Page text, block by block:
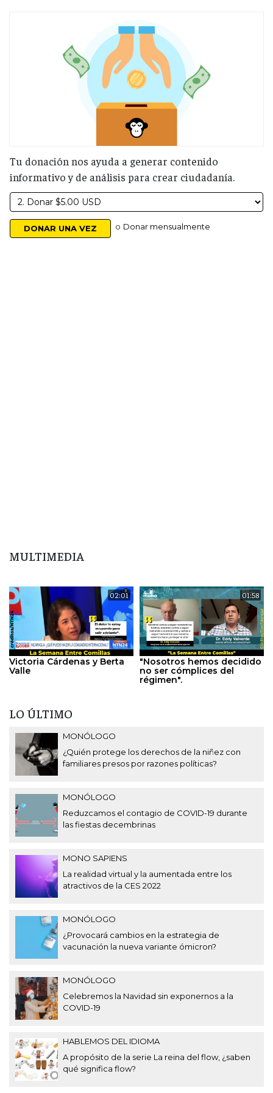
Tu donación nos ayuda a generar contenido
informativo y de análisis para crear ciudadanía.
o Donar mensualmente
MULTIMEDIA
02:01
Victoria Cárdenas y Berta
Valle
01:58
"Nosotros hemos decidido
no ser cómplices del
régimen".
LO ÚLTIMO
MONÓLOGO
¿Quién protege los derechos de la niñez con
familiares presos por razones políticas?
MONÓLOGO
Reduzcamos el contagio de COVID-19 durante
las fiestas decembrinas
MONO SAPIENS
La realidad virtual y la aumentada entre los
atractivos de la CES 2022
MONÓLOGO
¿Provocará cambios en la estrategia de
vacunación la nueva variante ómicron?
MONÓLOGO
Celebremos la Navidad sin exponernos a la
COVID-19
HABLEMOS DEL IDIOMA
A propósito de la serie La reina del flow, ¿saben
qué significa flow?